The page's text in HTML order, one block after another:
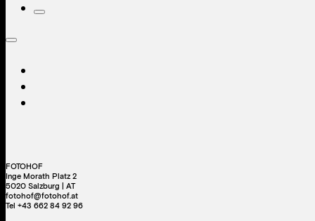
FOTOHOF
Inge Morath Platz 2
5020 Salzburg | AT
fotohof@fotohof.at
Tel +43 662 84 92 96